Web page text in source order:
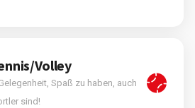
Volley
Spaß zu haben, auch
sind!